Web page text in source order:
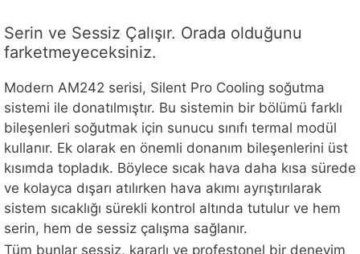
Serin ve Sessiz Çalışır. Orada olduğunu
farketmeyeceksiniz.
Modern AM242 serisi, Silent Pro Cooling soğutma
sistemi ile donatılmıştır. Bu sistemin bir bölümü farklı
bileşenleri soğutmak için sunucu sınıfı termal modül
kullanır. Ek olarak en önemli donanım bileşenlerini üst
kısımda topladık. Böylece sıcak hava daha kısa sürede
ve kolayca dışarı atılırken hava akımı ayrıştırılarak
sistem sıcaklığı sürekli kontrol altında tutulur ve hem
serin, hem de sessiz çalışma sağlanır.
Tüm bunlar sessiz, kararlı ve profestonel bir deneyim